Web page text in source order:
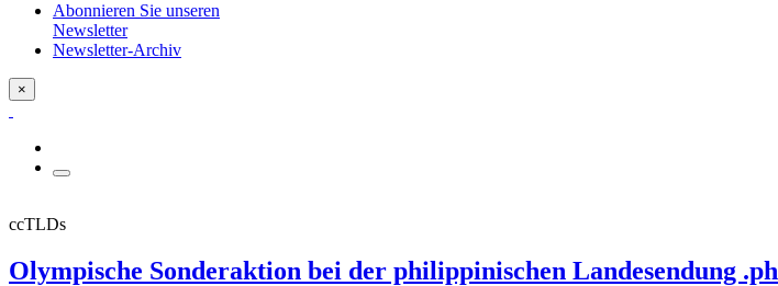
Abonnieren Sie unseren
Newsletter
Newsletter-Archiv
×
ccTLDs
Olympische Sonderaktion bei der philippinischen Landesendung .ph